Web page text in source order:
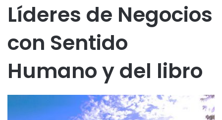
Líderes de Negocios
con Sentido
Humano y del libro